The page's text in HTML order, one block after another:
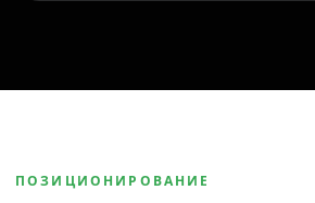
ПОЗИЦИОНИРОВАНИЕ